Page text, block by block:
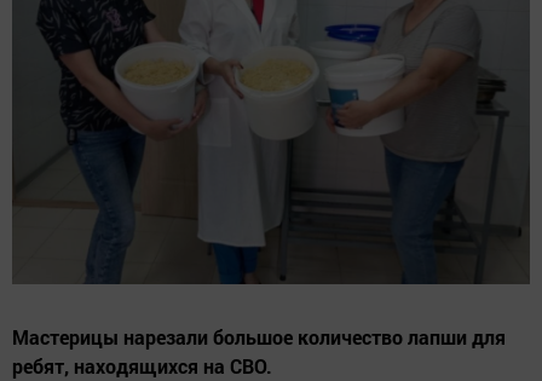
Мастерицы нарезали большое количество лапши для
ребят, находящихся на СВО.